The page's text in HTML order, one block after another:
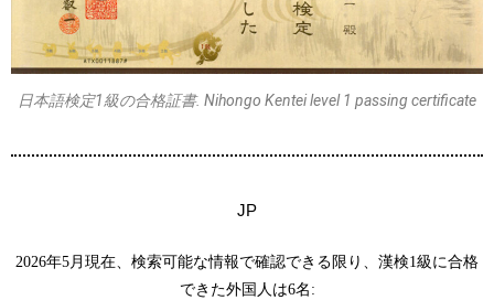
日本語検定1級の合格証書. Nihongo Kentei level 1 passing certificate
JP
2026年5月現在、検索可能な情報で確認できる限り、漢検1級に合格
できた外国人は6名: